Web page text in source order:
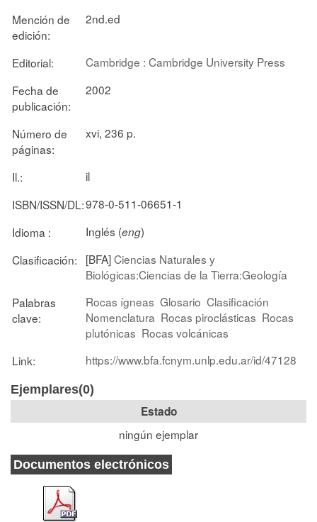
Mención de
edición:
2nd.ed
Editorial:
Cambridge : Cambridge University Press
Fecha de
publicación:
2002
Número de
páginas:
xvi, 236 p.
Il.:
il
ISBN/ISSN/DL:978-0-511-06651-1
Idioma :
Inglés (eng)
Clasificación:
[BFA]Ciencias Naturales y
Biológicas:Ciencias de la Tierra:Geología
Palabras
clave:
Rocas ígneas Glosario Clasificación
Nomenclatura Rocas piroclásticas Rocas
plutónicas Rocas volcánicas
Link:
https://www.bfa.fcnym.unlp.edu.ar/id/47128
Ejemplares(0)
Estado
ningún ejemplar
Documentos electrónicos